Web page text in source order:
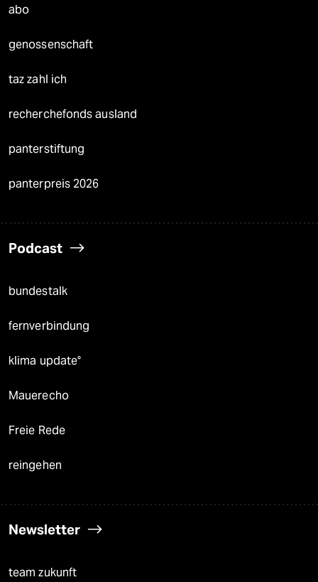
abo
genossenschaft
taz zahl ich
recherchefonds ausland
panterstiftung
panterpreis 2026
Podcast
bundestalk
fernverbindung
klima update°
Mauerecho
Freie Rede
reingehen
Newsletter
team zukunft